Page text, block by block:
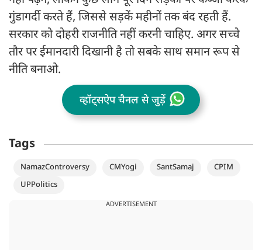
गुंडागर्दी करते हैं, जिससे सड़कें महीनों तक बंद रहती हैं.
सरकार को दोहरी राजनीति नहीं करनी चाहिए. अगर सच्‍चे
तौर पर ईमानदारी दिखानी है तो सबके साथ समान रूप से
नीति बनाओ.
व्हॉट्सऐप चैनल से जुड़ें
Tags
NamazControversy CMYogi SantSamaj
CPIM
UPPolitics
ADVERTISEMENT